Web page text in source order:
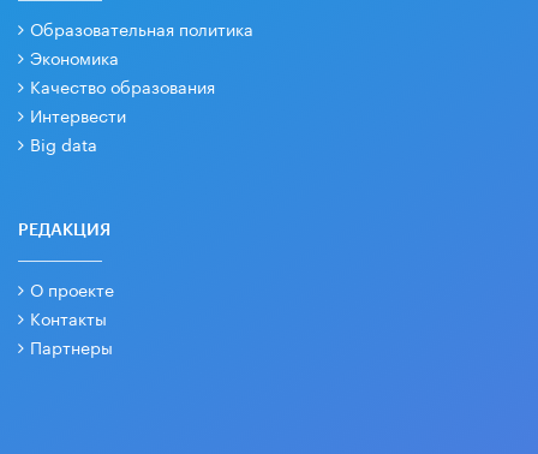
Образовательная политика
Экономика
Качество образования
Интервести
Big data
РЕДАКЦИЯ
О проекте
Контакты
Партнеры